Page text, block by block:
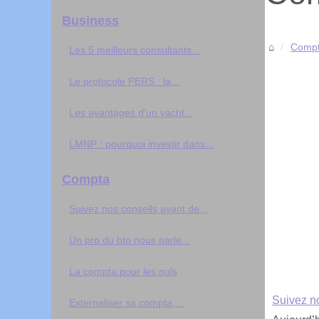
Suivez
Business
Les 5 meilleurs consultants...
Le protocole PERS : la...
Les avantages d'un yacht...
LMNP : pourquoi investir dans...
Compta
Suivez nos conseils avant de...
Un pro du btp nous parle...
La compta pour les nuls
Externaliser sa compta,...